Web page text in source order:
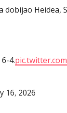
Heidea,
4.
16, 2026